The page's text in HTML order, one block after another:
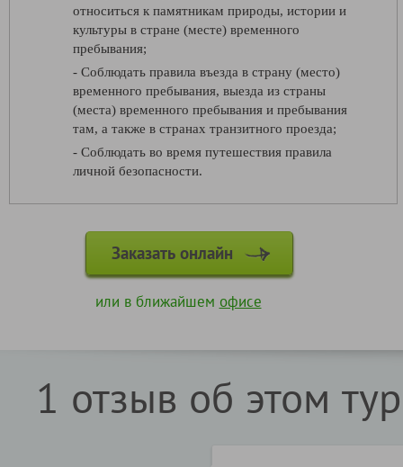
относиться к памятникам природы, истории и
культуры в стране (месте) временного
пребывания;
- Соблюдать правила въезда в страну (место)
временного пребывания, выезда из страны
(места) временного пребывания и пребывания
там, а также в странах транзитного проезда;
- Соблюдать во время путешествия правила
личной безопасности.
Заказать онлайн
или в ближайшем офисе
1 отзыв об этом